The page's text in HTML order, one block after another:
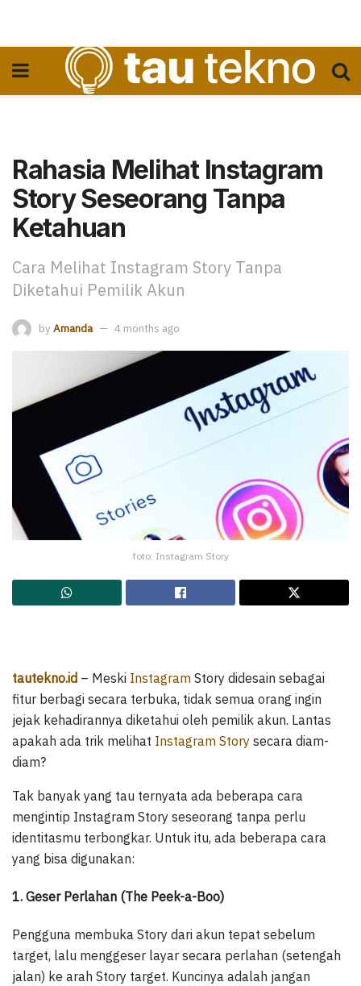
Rahasia Melihat Instagram
Story Seseorang Tanpa
Ketahuan
Cara Melihat Instagram Story Tanpa
Diketahui Pemilik Akun
by Amanda 4 months ago
foto: Instagram Story
tautekno.id – Meski Instagram Story didesain sebagai
fitur berbagi secara terbuka, tidak semua orang ingin
jejak kehadirannya diketahui oleh pemilik akun. Lantas
apakah ada trik melihat Instagram Story secara diam-
diam?
Tak banyak yang tau ternyata ada beberapa cara
mengintip Instagram Story seseorang tanpa perlu
identitasmu terbongkar. Untuk itu, ada beberapa cara
yang bisa digunakan:
1. Geser Perlahan (The Peek-a-Boo)
Pengguna membuka Story dari akun tepat sebelum
target, lalu menggeser layar secara perlahan (setengah
jalan) ke arah Story target. Kuncinya adalah jangan